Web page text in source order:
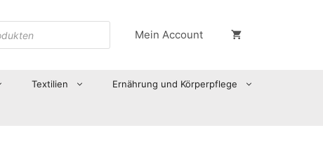
Mein Account
Textilien Ernährung und Körperpflege